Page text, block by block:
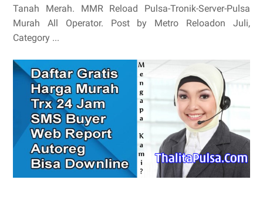
Tanah Merah. MMR Reload Pulsa-Tronik-Server-Pulsa
Murah All Operator. Post by Metro Reloadon Juli,
Category ...